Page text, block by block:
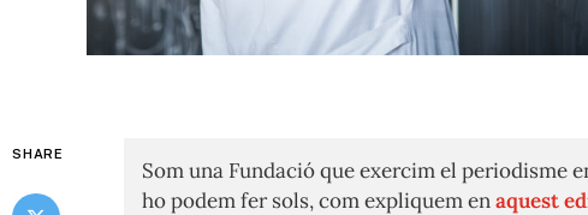
SHARE
Som una Fundació que exercim el periodisme
ho podem fer sols, com expliquem enaquest